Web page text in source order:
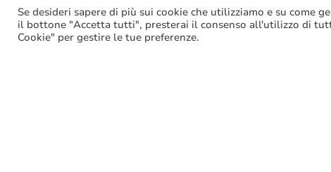
Se desideri sapere di più sui cookie che utilizziamo e su come
il bottone "Accetta tutti", presterai il consenso all'utilizzo di
Cookie" per gestire le tue preferenze.